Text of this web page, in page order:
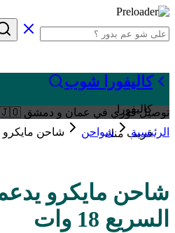
كاليفورا شوب
كاليفورا
قريب منك
توصيل فوري في عمان و دمشق 🇸🇾🇯🇴
الرئيسية
شواحن شاحن مايكرو
شاحن مايكرو
السريع 18 وات